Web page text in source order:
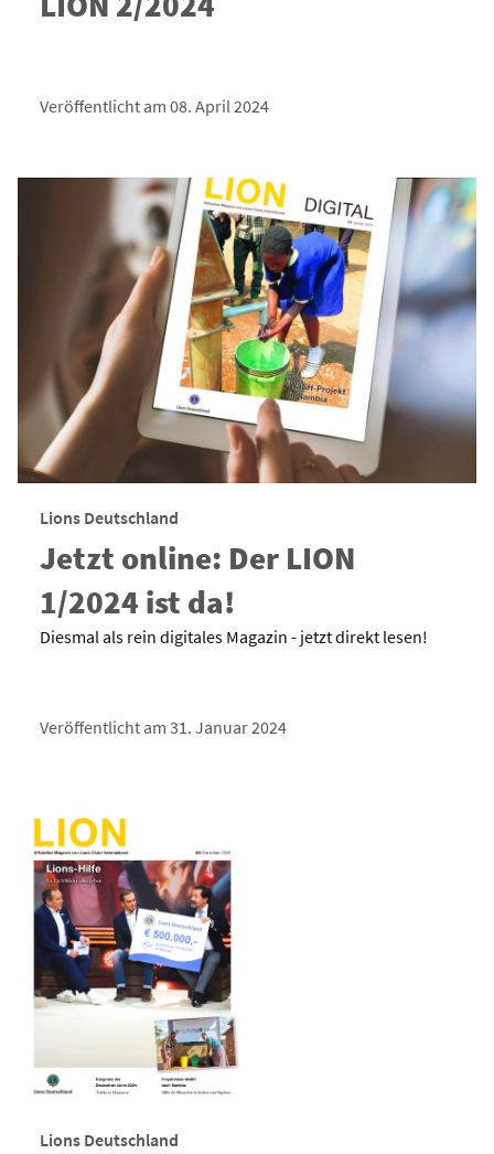
Veröffentlicht am 08. April 2024
Lions Deutschland
Jetzt online: Der LION
1/2024 ist da!
Diesmal als rein digitales Magazin - jetzt direkt lesen!
Veröffentlicht am 31. Januar 2024
Lions Deutschland